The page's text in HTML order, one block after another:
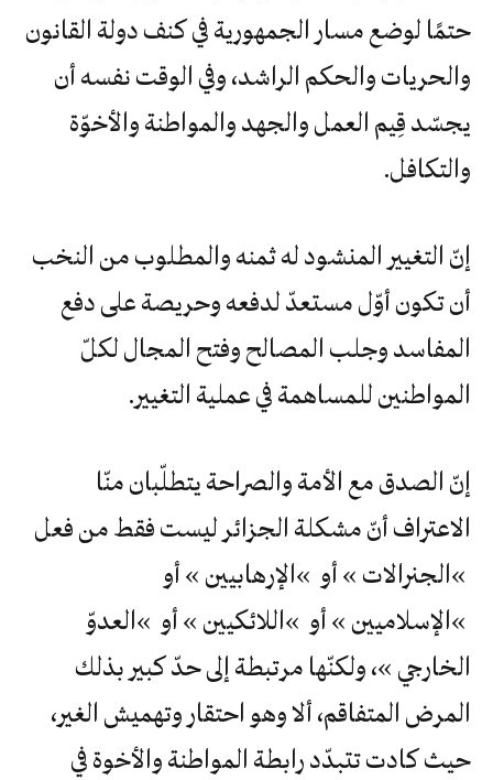
حتمًا لوضع مسار الجمهورية في كنف دولة القانون
والحريات والحكم الراشد، وفي الوقت نفسه أن
يجسّد قِيم العمل والجهد والمواطنة والأخوّة
والتكافل.
إنّ التغيير المنشود له ثمنه والمطلوب من النخب
أن تكون أوّل مستعدّ لدفعه وحريصة على دفع
المفاسد وجلب المصالح وفتح المجال لكلّ
المواطنين للمساهمة في عملية التغيير.
إنّ الصدق مع الأمة والصراحة يتطلّبان منّا
الاعتراف أنّ مشكلة الجزائر ليست فقط من فعل
»الجنرالات » أو »الإرهابيين » أو
»الإسلاميين » أو »اللائكيين » أو »العدوّ
الخارجي »، ولكنّها مرتبطة إلى حدّ كبير بذلك
المرض المتفاقم، ألا وهو احتقار وتهميش الغير،
حيث كادت تتبدّد رابطة المواطنة والأخوة في